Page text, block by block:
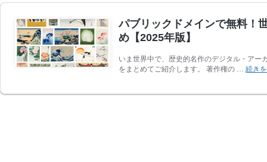
パブリックドメインで無料！
め【2025年版】
いま世界中で、歴史的名作のデジタル・アー
をまとめてご紹介します。 著作権の …続き